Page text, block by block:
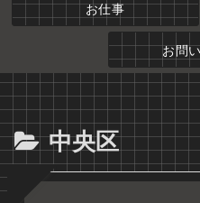
お仕事
お問
中央区